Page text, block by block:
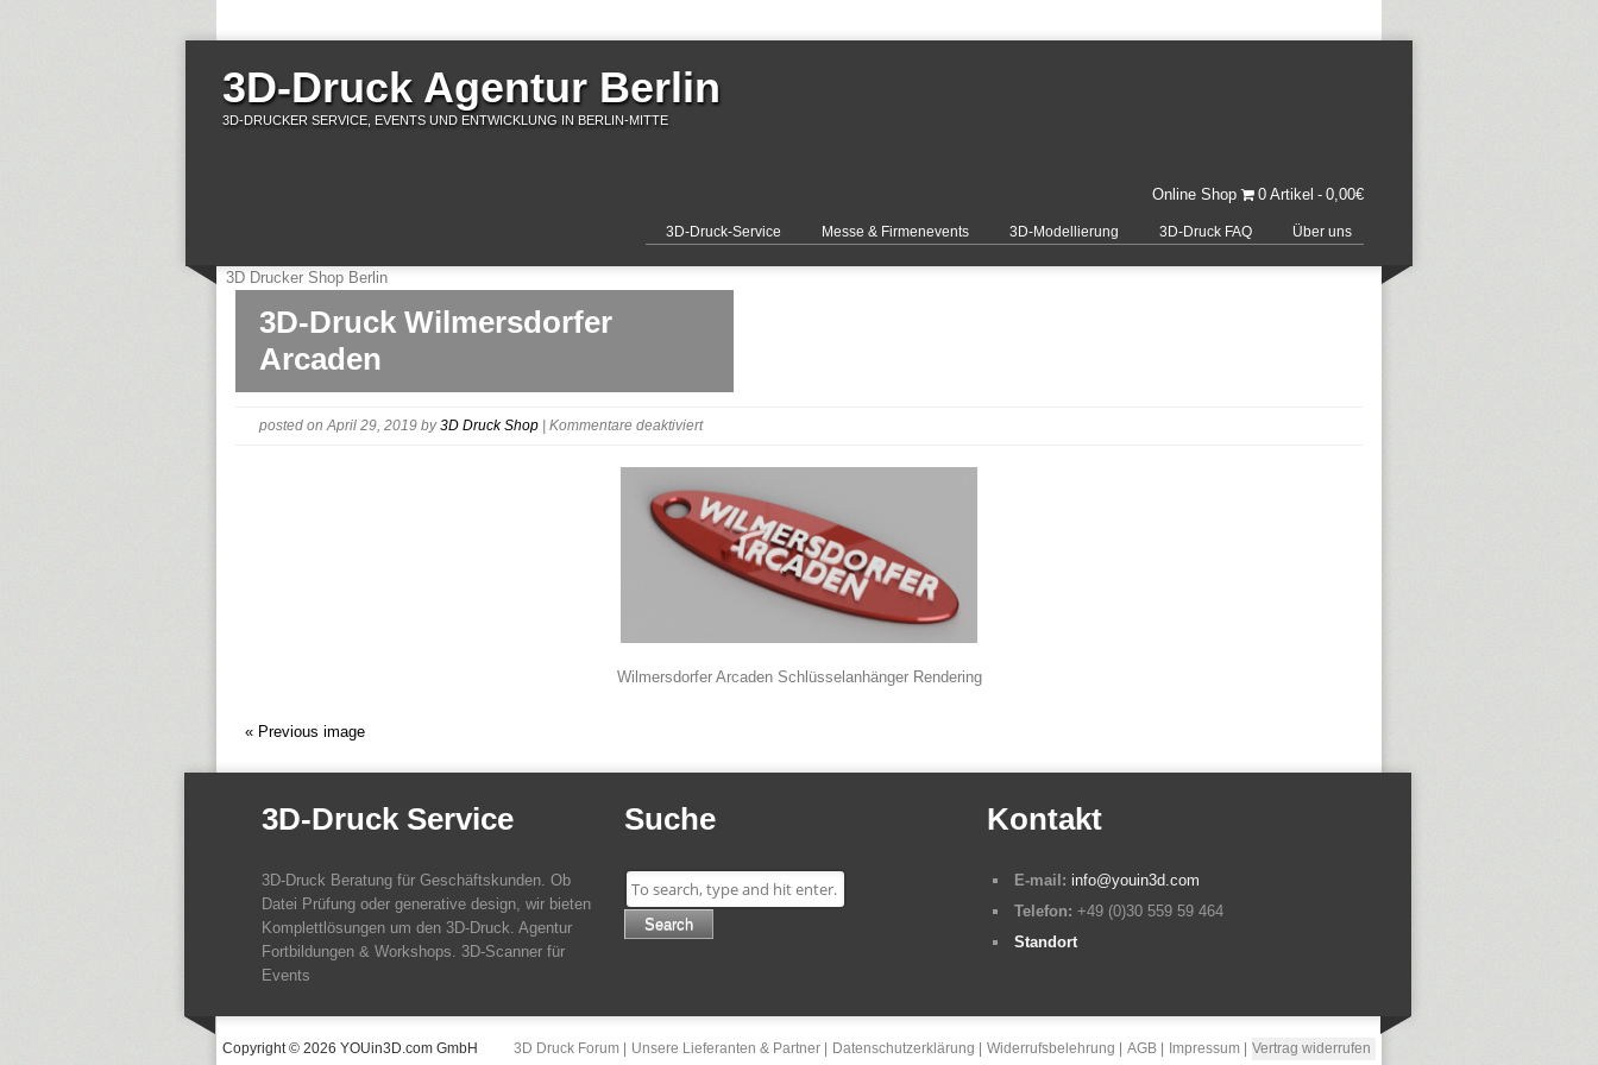
3D-Druck Agentur Berlin
3D-DRUCKER SERVICE, EVENTS UND ENTWICKLUNG IN BERLIN-MITTE
Online Shop 0 Artikel 0,00€
3D-Druck-Service Messe & Firmenevents 3D-Modellierung 3D-Druck FAQ Über uns
3D Drucker Shop Berlin
3D-Druck Wilmersdorfer
Arcaden
posted on April 29, 2019 by3D Druck Shop Kommentare deaktiviertfür
Arcaden-
Schlüsselanhänger-
rendering
Wilmersdorfer Arcaden Schlüsselanhänger Rendering
« Previous image
3D-Druck Service
3D-Druck Beratung für Geschäftskunden. Ob
Datei Prüfung oder generative design, wir bieten
Komplettlösungen um den 3D-Druck. Agentur
Fortbildungen & Workshops. 3D-Scanner für
Events
Suche
Search
Kontakt
E-mail: info@youin3d.com
Telefon: +49 (0)30 559 59 464
Standort
3D Druck Forum Unsere Lieferanten & Partner Datenschutzerklärung Widerrufsbelehrung AGB Impressum Vertrag widerrufen
Copyright © 2026 YOUin3D.com GmbH